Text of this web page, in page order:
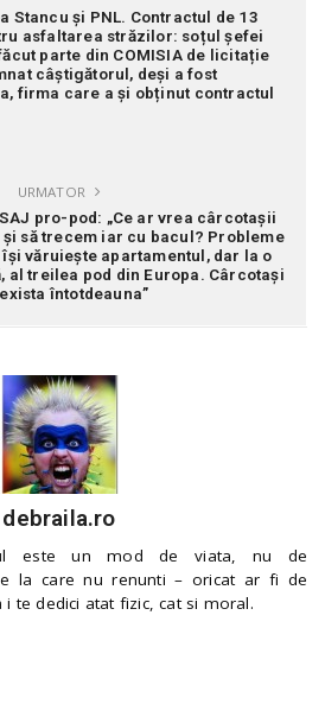
Stancu și PNL. Contractul de 13
asfaltarea străzilor: soțul șefei
parte din COMISIA de licitație
câștigătorul, deși a fost
firma care a și obținut contractul
URMATOR
pro-pod: „Ce ar vrea cârcotașii
și să trecem iar cu bacul? Probleme
văruiește apartamentul, dar la o
al treilea pod din Europa. Cârcotași
întotdeauna”
debraila.ro
este un mod de viata, nu de
la care nu renunti – oricat ar fi de
te dedici atat fizic, cat si moral.